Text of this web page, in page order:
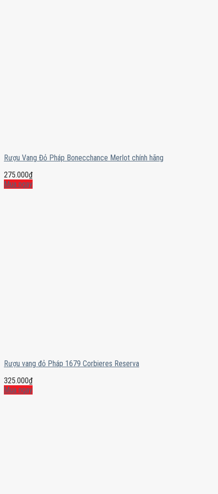
Rượu Vang Đỏ Pháp Bonecchance Merlot chính hãng
275.000₫
Mua ngay
Rượu vang đỏ Pháp 1679 Corbieres Reserva
325.000₫
Mua ngay